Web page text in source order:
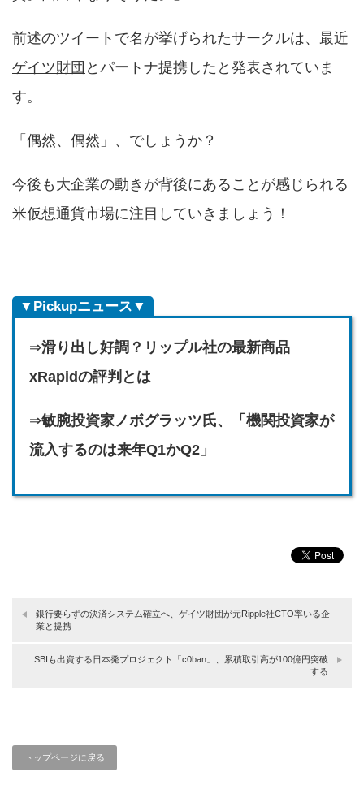
前述のツイートで名が挙げられたサークルは、最近
ゲイツ財団 とパートナ提携したと発表されていま
す。
「偶然、偶然」、でしょうか？
今後も大企業の動きが背後にあることが感じられる
米仮想通貨市場に注目していきましょう！
▼Pickupニュース▼
⇒滑り出し好調？リップル社の最新商品
xRapidの評判とは
⇒敏腕投資家ノボグラッツ氏、「機関投資家が
流入するのは来年Q1かQ2」
銀行要らずの決済システム確立へ、ゲイツ財団が元Ripple社CTO率いる企
業と提携
SBIも出資する日本発プロジェクト「c0ban」、累積取引高が100億円突破
する
トップページに戻る